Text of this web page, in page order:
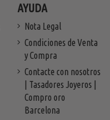
AYUDA
Nota Legal
Condiciones de Venta
y Compra
Contacte con nosotros
| Tasadores Joyeros |
Compro oro
Barcelona